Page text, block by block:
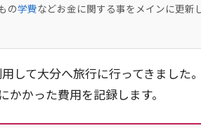
の学費などお金に関する事をメインに更新
して大分へ旅行に行ってきました。
かかった費用を記録します。